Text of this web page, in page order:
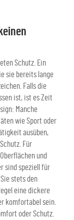
Schutz. Ein
sie bereits lange
Falls die
ist, ist es Zeit
Manche
wie Sport oder
ausüben,
Für
und
sind speziell für
stets den
eine dickere
komfortabel sein.
oder Schutz.